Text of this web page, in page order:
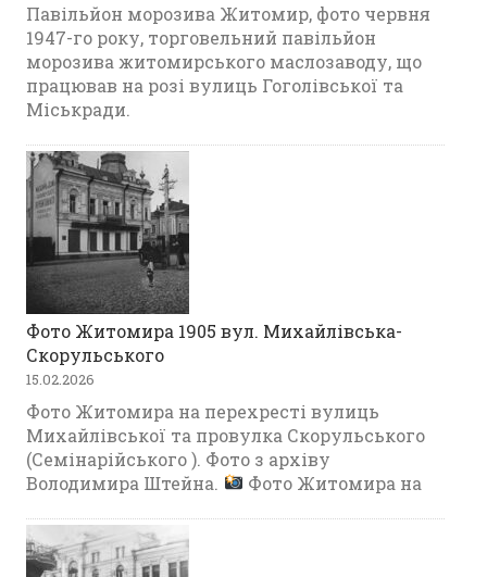
Павільйон морозива Житомир, фото червня
1947-го року, торговельний павільйон
морозива житомирського маслозаводу, що
працював на розі вулиць Гоголівської та
Міськради.
Фото Житомира 1905 вул. Михайлівська-
Скорульського
15.02.2026
Фото Житомира на перехресті вулиць
Михайлівської та провулка Скорульського
(Семінарійського ). Фото з архіву
Володимира Штейна.
Фото Житомира на